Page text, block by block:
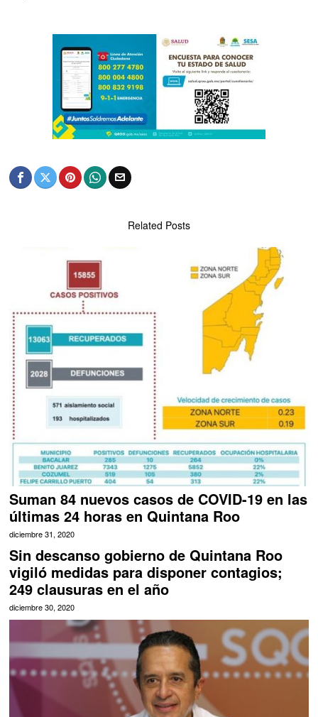
Related Posts
Suman 84 nuevos casos de COVID-19 en las
últimas 24 horas en Quintana Roo
diciembre 31, 2020
Sin descanso gobierno de Quintana Roo
vigiló medidas para disponer contagios;
249 clausuras en el año
diciembre 30, 2020